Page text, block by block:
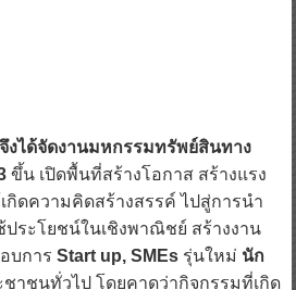
ได้จัดงานมหกรรมทรัพย์สินทาง
ขึ้น เปิดพื้นที่สร้างโอกาส สร้างแรง
กิดความคิดสร้างสรรค์ ไปสู่การนำ
ระโยชน์ในเชิงพาณิชย์ สร้างงาน
บการ Start up, SMEsรุ่นใหม่ นัก
าชนทั่วไป โดยคาดว่ากิจกรรมที่เกิด